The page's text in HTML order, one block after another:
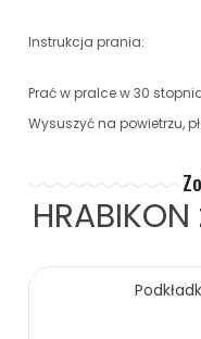
Instrukcja prania:
Prać w pralce w 30
Wysuszyć na powietrzu,
HRABIKON